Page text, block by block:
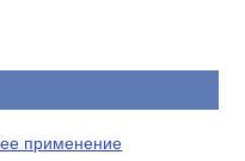
ее применение